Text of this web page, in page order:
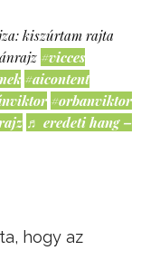
kiszúrtam rajta
#vicces
#aicontent
#orbanviktor
♬ eredeti hang –
hogy az